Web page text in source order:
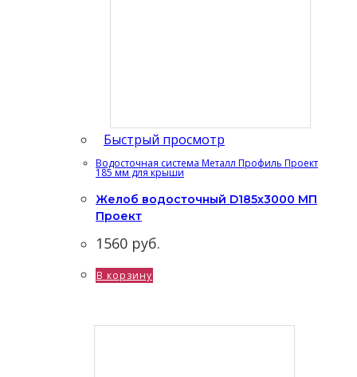
Быстрый просмотр
Водосточная система Металл Профиль Проект
185 мм для крыши
Желоб водосточный D185х3000 МП
Проект
1560 руб.
В корзину